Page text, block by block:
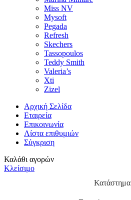
Miss NV
Mysoft
Pegada
Refresh
Skechers
Tassopoulos
Teddy Smith
Valeria’s
Xti
Zizel
Αρχική Σελίδα
Εταιρεία
Επικοινωνία
Λίστα επιθυμιών
Σύγκριση
Καλάθι αγορών
Κλείσιμο
Κατάστημα